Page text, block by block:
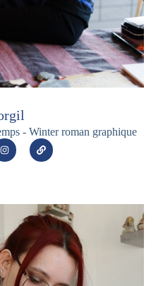
- Winter roman graphique